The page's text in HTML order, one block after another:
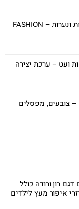
ערכת ספא מפנקת לרגליים לילדות ונערות – FASHION
ועט – ערכת יצירה
– צובעים, מפסלים
רון ורודה כולל
איפור מעץ לילדים